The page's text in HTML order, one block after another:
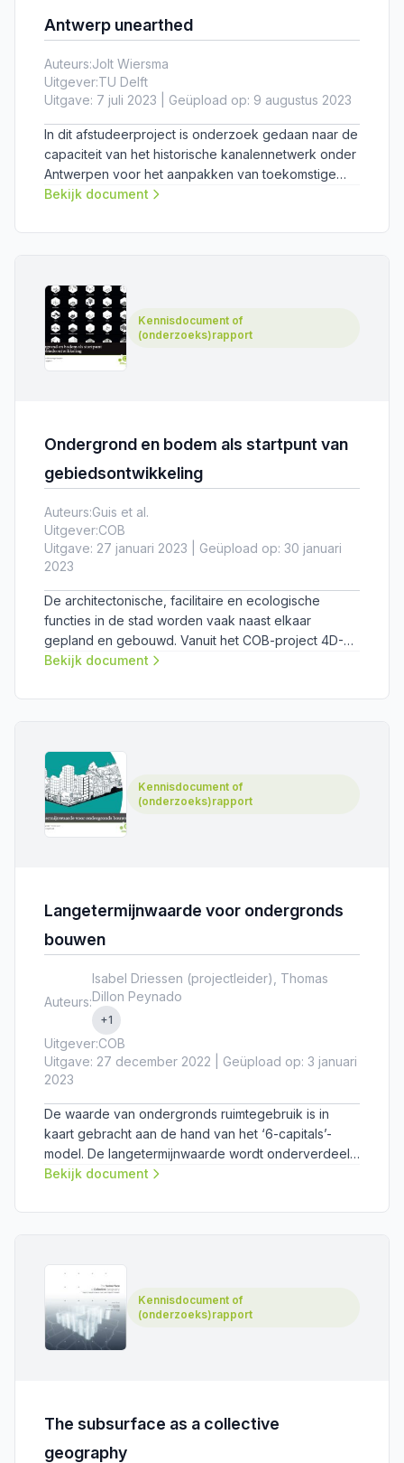
Antwerp unearthed
Auteurs:Jolt Wiersma
Uitgever:TU Delft
Uitgave: 7 juli 2023 | Geüpload op: 9 augustus 2023
In dit afstudeerproject is onderzoek gedaan naar de
capaciteit van het historische kanalennetwerk onder
Antwerpen voor het aanpakken van toekomstige
opgaven voor ecologische en sociale
Bekijk document
Kennisdocument of
(onderzoeks)rapport
Ondergrond en bodem als startpunt van
gebiedsontwikkeling
Auteurs:Guis et al.
Uitgever:COB
Uitgave: 27 januari 2023 | Geüpload op: 30 januari
2023
De architectonische, facilitaire en ecologische
functies in de stad worden vaak naast elkaar
gepland en gebouwd. Vanuit het COB-project 4D-
bouwenvelop is een methode ontwikkeld om tot een
verdere integratie van functies en hoger ruimtelijk
Bekijk document
Kennisdocument of
(onderzoeks)rapport
Langetermijnwaarde voor ondergronds
bouwen
Auteurs:
Isabel Driessen (projectleider), Thomas
Dillon Peynado
+1
Uitgever:COB
Uitgave: 27 december 2022 | Geüpload op: 3 januari
2023
De waarde van ondergronds ruimtegebruik is in
kaart gebracht aan de hand van het ‘6-capitals’-
model. De langetermijnwaarde wordt onderverdeeld
in financiële, productieve, intellectuele, menselijke,
deze waarden voor ondergronds ruimtegebruik
resultaat is een document met inspirerende
keuzekaarten waarmee per thema de ambities voor
een gebiedsontwikkelingsproject bepaald kunnen
worden.
Bekijk document
Kennisdocument of
(onderzoeks)rapport
The subsurface as a collective
geography